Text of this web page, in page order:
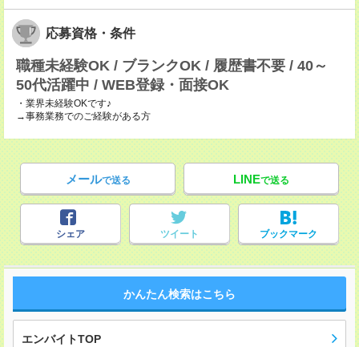
応募資格・条件
職種未経験OK / ブランクOK / 履歴書不要 / 40～
50代活躍中 / WEB登録・面接OK
・業界未経験OKです♪
→事務業務でのご経験がある方
メールで送る LINEで送る
シェア ツイート ブックマーク
かんたん検索はこちら
エンバイトTOP